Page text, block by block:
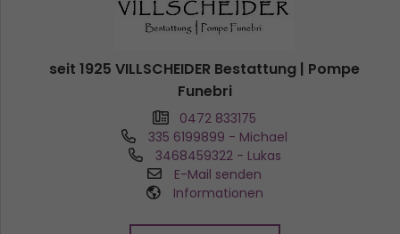
seit 1925 VILLSCHEIDER Bestattung | Pompe
Funebri
0472 833175
335 6199899 - Michael
3468459322 - Lukas
E-Mail senden
Informationen